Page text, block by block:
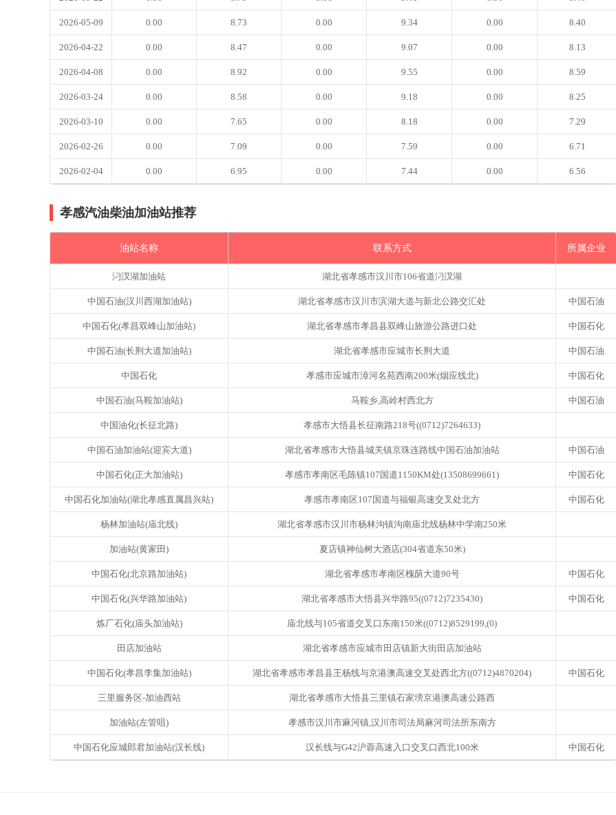
2026-05-09 0.00 8.73 0.00 9.34 0.00 8.40
2026-04-22 0.00 8.47 0.00 9.07 0.00 8.13
2026-04-08 0.00 8.92 0.00 9.55 0.00 8.59
2026-03-24 0.00 8.58 0.00 9.18 0.00 8.25
2026-03-10 0.00 7.65 0.00 8.18 0.00 7.29
2026-02-26 0.00 7.09 0.00 7.59 0.00 6.71
2026-02-04 0.00 6.95 0.00 7.44 0.00 6.56
孝感汽油柴油加油站推荐
油站名称 联系方式 所属企业
汈汊湖加油站 湖北省孝感市汉川市106省道汈汊湖
中国石油(汉川西湖加油站) 湖北省孝感市汉川市滨湖大道与新北公路交汇处 中国石油
中国石化(孝昌双峰山加油站) 湖北省孝感市孝昌县双峰山旅游公路进口处 中国石化
中国石油(长荆大道加油站) 湖北省孝感市应城市长荆大道 中国石油
中国石化 孝感市应城市漳河名苑西南200米(烟应线北) 中国石化
中国石油(马鞍加油站) 马鞍乡,高岭村西北方 中国石油
中国油化(长征北路) 孝感市大悟县长征南路218号((0712)7264633)
中国石油加油站(迎宾大道) 湖北省孝感市大悟县城关镇京珠连路线中国石油加油站 中国石油
中国石化(正大加油站) 孝感市孝南区毛陈镇107国道1150KM处(13508699661) 中国石化
中国石化加油站(湖北孝感直属昌兴站) 孝感市孝南区107国道与福银高速交叉处北方 中国石化
杨林加油站(庙北线) 湖北省孝感市汉川市杨林沟镇沟南庙北线杨林中学南250米
加油站(黄家田) 夏店镇神仙树大酒店(304省道东50米)
中国石化(北京路加油站) 湖北省孝感市孝南区槐荫大道90号 中国石化
中国石化(兴华路加油站) 湖北省孝感市大悟县兴华路95((0712)7235430) 中国石化
炼厂石化(庙头加油站) 庙北线与105省道交叉口东南150米((0712)8529199,(0)
田店加油站 湖北省孝感市应城市田店镇新大街田店加油站
中国石化(孝昌李集加油站) 湖北省孝感市孝昌县王杨线与京港澳高速交叉处西北方((0712)4870204) 中国石化
三里服务区-加油西站 湖北省孝感市大悟县三里镇石家塝京港澳高速公路西
加油站(左管咀) 孝感市汉川市麻河镇,汉川市司法局麻河司法所东南方
中国石化应城郎君加油站(汉长线) 汉长线与G42沪蓉高速入口交叉口西北100米 中国石化